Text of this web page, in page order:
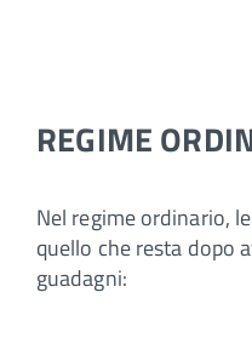
REGIME
Nel regime ordinario,
quello che resta dopo
guadagni: